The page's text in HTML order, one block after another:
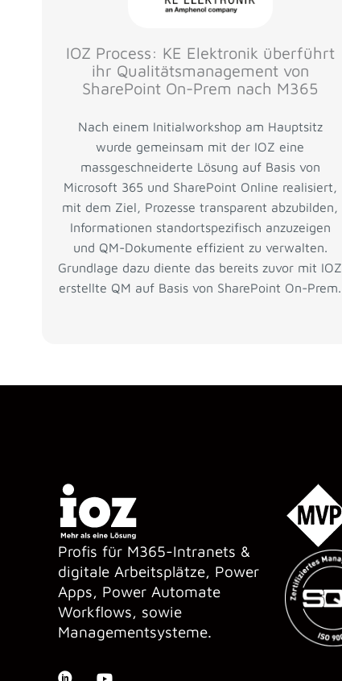
IOZ Process: KE Elektronik überführt
ihr Qualitätsmanagement von
SharePoint On-Prem nach M365
Nach einem Initialworkshop am Hauptsitz
wurde gemeinsam mit der IOZ eine
massgeschneiderte Lösung auf Basis von
Microsoft 365 und SharePoint Online realisiert,
mit dem Ziel, Prozesse transparent abzubilden,
Informationen standortspezifisch anzuzeigen
und QM-Dokumente effizient zu verwalten.
Grundlage dazu diente das bereits zuvor mit IOZ
erstellte QM auf Basis von SharePoint On-Prem.
Profis für M365-Intranets &
digitale Arbeitsplätze, Power
Apps, Power Automate
Workflows, sowie
Managementsysteme.